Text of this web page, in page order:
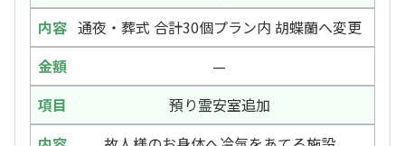
通夜・葬式 合計30個プラン内 胡蝶蘭へ変更
—
預り霊安室追加